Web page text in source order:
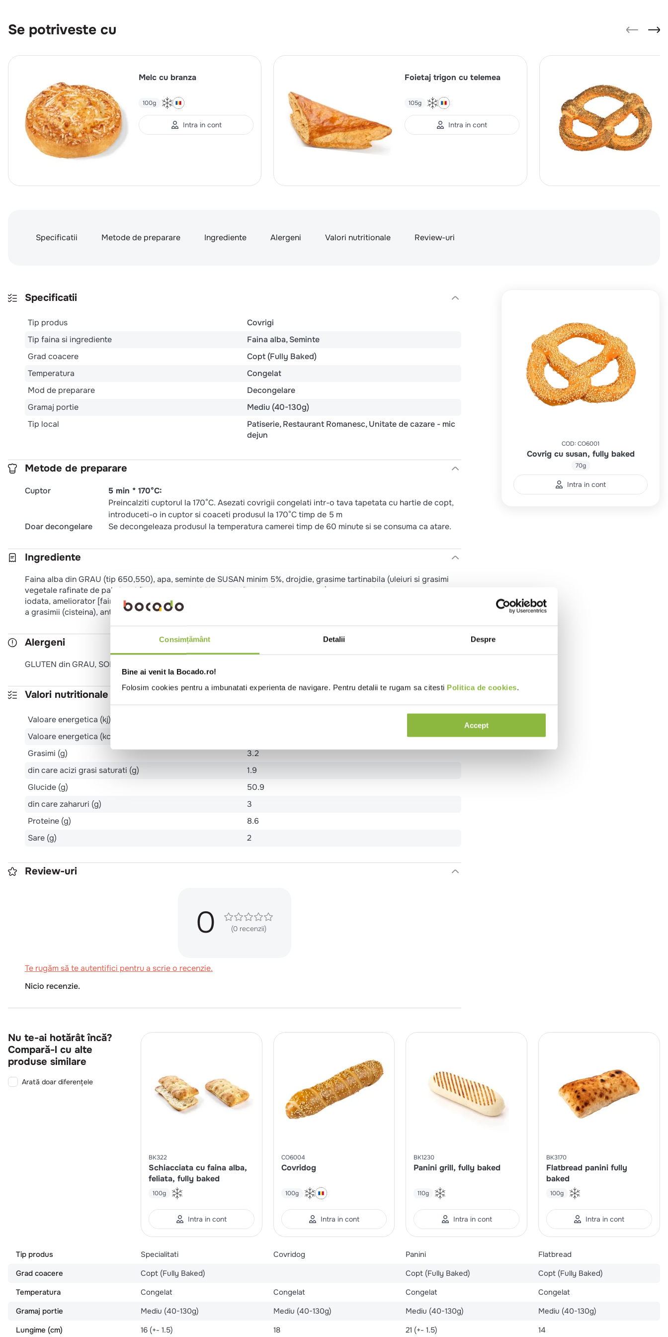
Consimțământ Detalii Despre
Bine ai venit la Bocado.ro!
Folosim cookies pentru a imbunatati experienta de navigare. Pentru detalii te rugam sa citesti Politica de cookies.
Accept
Se potriveste cu
Melc cu branza
100g
Intra in cont
Foietaj trigon cu telemea
105g
Intra in cont
Specificatii Metode de preparare Ingrediente Alergeni Valori nutritionale Review-uri
Specificatii
Tip produs
Covrigi
Tip faina si ingrediente
Faina alba Seminte
Grad coacere
Copt (Fully Baked)
Temperatura
Congelat
Mod de preparare
Decongelare
Gramaj portie
Mediu (40-130g)
Tip local
Patiserie Restaurant Romanesc Unitate de cazare - mic
dejun
Metode de preparare
Cuptor
5 min * 170°C:
Preincalziti cuptorul la 170°C. Asezati covrigii congelati intr-o tava tapetata cu hartie de copt,
introduceti-o in cuptor si coaceti produsul la 170°C timp de 5 m
Doar decongelare
Se decongeleaza produsul la temperatura camerei timp de 60 minute si se consuma ca atare.
Ingrediente
Faina alba din GRAU (tip 650,550), apa, seminte de SUSAN minim 5%, drojdie, grasime tartinabila (uleiuri si grasimi
vegetale rafinate de palmier si floarea soarelui 66%, emulsifiant E471, sare, aroma), zahar, sare iodata, sare mare
iodata, ameliorator [faina de GRAU, emulsifiant E472e, corector de aciditate (lactat de calciu natural), agent de tratare
a grasimii (cisteina), antioxidant (acid ascorbic), enzime (alfa-amilaza, oxidaze, lipaza, xilanaza, hemicelulaza)].
Alergeni
GLUTEN din GRAU, SOIA, SUSAN.
Valori nutritionale 100g
Valoare energetica (kj)
Valoare energetica (kcal)
Grasimi (g)
3.2
din care acizi grasi saturati (g)
1.9
Glucide (g)
50.9
din care zaharuri (g)
3
Proteine (g)
8.6
Sare (g)
2
Review-uri
0 (0 recenzii)
Te rugăm să te autentifici pentru a scrie o recenzie.
Nicio recenzie.
COD: CO6001
Covrig cu susan, fully baked
70g
Intra in cont
Nu te-ai hotărât încă?
Compară-l cu alte
produse similare
Arată doar diferențele
BK322
Schiacciata cu faina alba,
feliata, fully baked
100g
Intra in cont
CO6004
Covridog
100g
Intra in cont
BK1230
Panini grill, fully baked
110g
Intra in cont
BK3170
Flatbread panini fully
baked
100g
Intra in cont
Tip produs Specialitati Covridog Panini
Flatbread
Grad coacere
Copt (Fully Baked) Copt (Fully Baked)
Copt (Fully Baked)
Temperatura
Congelat Congelat Congelat
Congelat
Gramaj portie
Mediu (40-130g) Mediu (40-130g) Mediu (40-130g)
Mediu (40-130g)
Lungime (cm)
16 (+- 1.5) 18 21 (+- 1.5) 14